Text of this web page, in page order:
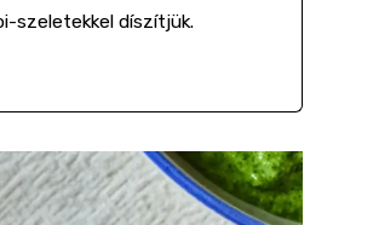
szeletekkel díszítjük.